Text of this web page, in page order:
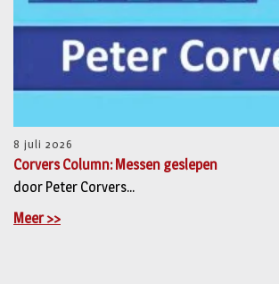
8 juli 2026
Corvers Column: Messen geslepen
door Peter Corvers...
Meer >>